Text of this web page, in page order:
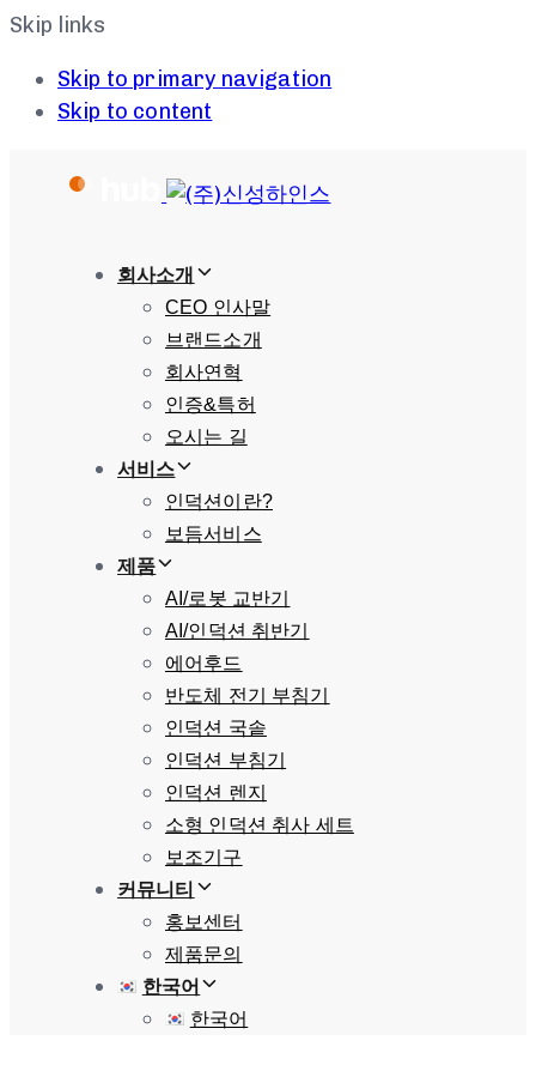
Skip links
Skip to primary navigation
Skip to content
회사소개
CEO 인사말
브랜드소개
회사연혁
인증&특허
오시는 길
서비스
인덕션이란?
보듬서비스
제품
AI/로봇 교반기
AI/인덕션 취반기
에어후드
반도체 전기 부침기
인덕션 국솥
인덕션 부침기
인덕션 렌지
소형 인덕션 취사 세트
보조기구
커뮤니티
홍보센터
제품문의
한국어
한국어